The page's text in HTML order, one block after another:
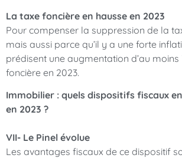
La taxe foncière en hausse en 2023
Pour compenser la suppression de la
mais aussi parce qu’il y a une forte
prédisent une augmentation d’au moins
foncière en 2023.
Immobilier : quels dispositifs fiscaux
en 2023 ?
VII- Le Pinel évolue
Les avantages fiscaux de ce dispositif